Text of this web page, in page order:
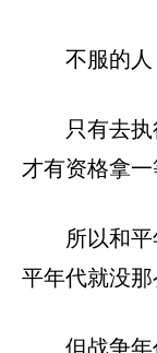
不服的人
只有去
才有资格拿一
所以和
平年代就没那
但战争